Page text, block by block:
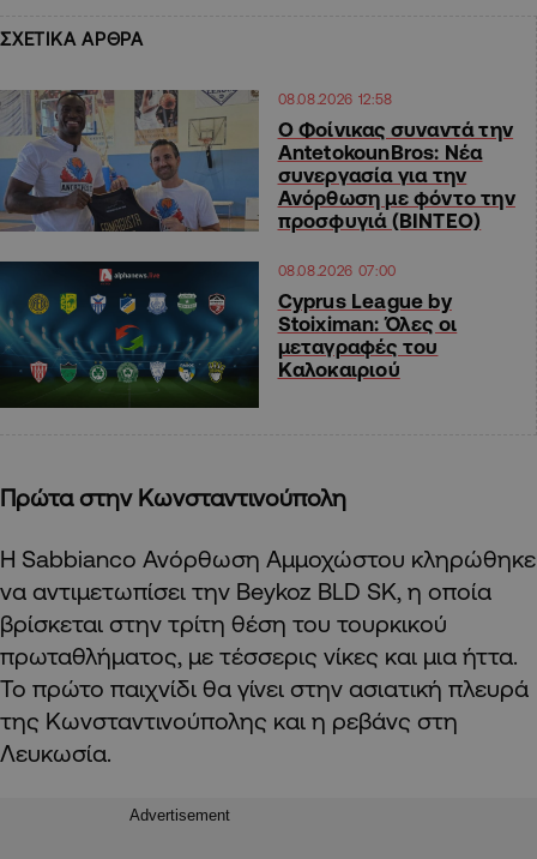
ΣΧΕΤΙΚΑ ΑΡΘΡΑ
08.08.2026 12:58
Ο Φοίνικας συναντά την
AntetokounBros: Νέα
συνεργασία για την
Ανόρθωση με φόντο την
προσφυγιά (ΒΙΝΤΕΟ)
08.08.2026 07:00
Cyprus League by
Stoiximan: Όλες οι
μεταγραφές του
Καλοκαιριού
Πρώτα στην Κωνσταντινούπολη
H Sabbianco Ανόρθωση Αμμοχώστου κληρώθηκε
να αντιμετωπίσει την Beykoz BLD SK, η οποία
βρίσκεται στην τρίτη θέση του τουρκικού
πρωταθλήματος, με τέσσερις νίκες και μια ήττα.
Το πρώτο παιχνίδι θα γίνει στην ασιατική πλευρά
της Κωνσταντινούπολης και η ρεβάνς στη
Λευκωσία.
Advertisement